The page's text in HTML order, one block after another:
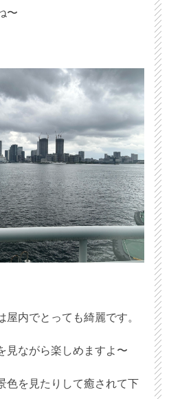
〜
内でとっても綺麗です。
見ながら楽しめますよ〜
色を見たりして癒されて下